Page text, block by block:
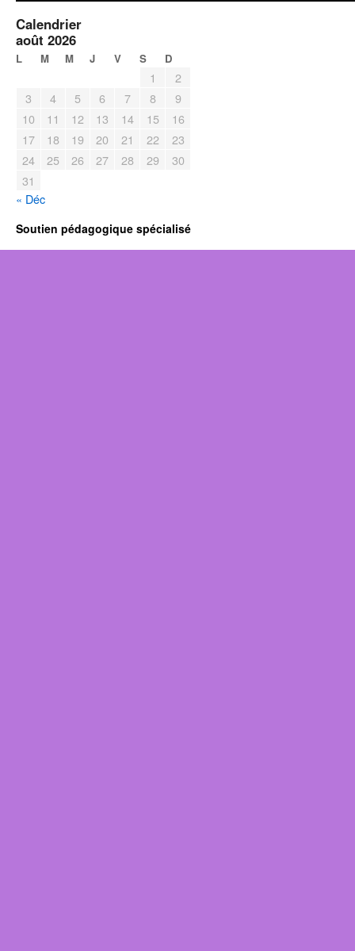
Calendrier
août 2026
L M M J V S D
1
2
3
4 5 6 7 8
9
10
11 12 13 14 15
16
17
18 19 20 21 22
23
24
25 26 27 28 29
30
31
« Déc
Soutien pédagogique spécialisé